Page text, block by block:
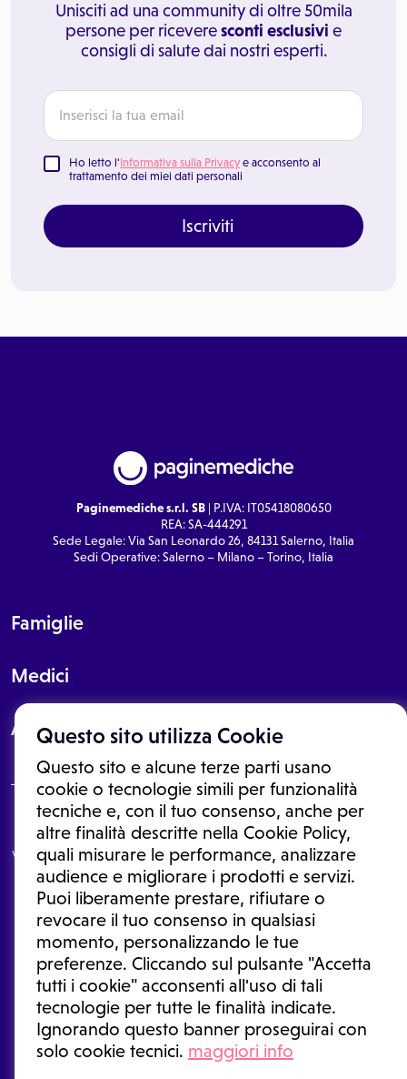
Questo sito utilizza Cookie
Questo sito e alcune terze parti usano
cookie o tecnologie simili per funzionalità
tecniche e, con il tuo consenso, anche per
altre finalità descritte nella Cookie Policy,
quali misurare le performance, analizzare
audience e migliorare i prodotti e servizi.
Puoi liberamente prestare, rifiutare o
revocare il tuo consenso in qualsiasi
momento, personalizzando le tue
preferenze. Cliccando sul pulsante "Accetta
tutti i cookie" acconsenti all'uso di tali
tecnologie per tutte le finalità indicate.
Ignorando questo banner proseguirai con
solo cookie tecnici. maggiori info
Unisciti ad una community di oltre 50mila
persone per riceveresconti esclusivi e
consigli di salute dai nostri esperti.
Ho letto l'Informativa sulla Privacy e acconsento al
trattamento dei miei dati personali
Iscriviti
Paginemediche s.r.l. SB| P.IVA: IT05418080650
REA: SA-444291
Sede Legale: Via San Leonardo 26, 84131 Salerno, Italia
Sedi Operative: Salerno – Milano – Torino, Italia
Famiglie
Medici
About
Le informazioni proposte in questo sito non sono un consulto medico.
In nessun caso, queste informazioni sostituiscono un consulto, una
visita o una diagnosi formulata dal medico. Non si devono considerare
le informazioni disponibili come suggerimenti per la formulazione di
una diagnosi, la determinazione di un trattamento o l'assunzione o
sospensione di un farmaco senza prima consultare un medico di
medicina generale o uno specialista.
Condizioni di utilizzo|Privacy Policy |Gestione cookie
Ⓒ 2026 | Tutti i diritti riservati.